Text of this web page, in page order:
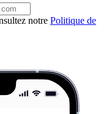
notre Politique de